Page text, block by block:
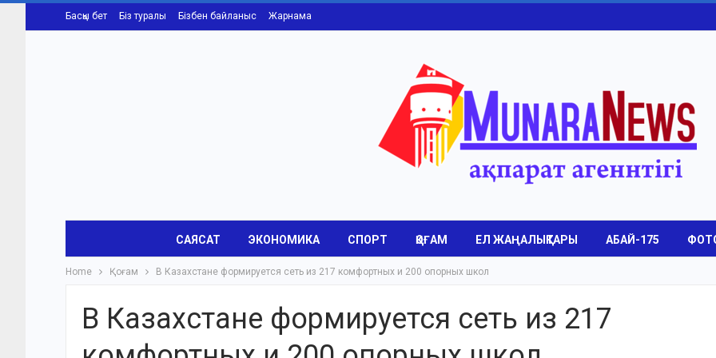
Басқы бет Біз туралы Бізбен байланыс Жарнама
САЯСАТ ЭКОНОМИКА СПОРТ ҚОҒАМ ЕЛ ЖАҢАЛЫҚТАРЫ АБАЙ-175
Home Қоғам В Казахстане формируется сеть из 217 комфортных и 200 опорных школ
В Казахстане формируется сеть из 217